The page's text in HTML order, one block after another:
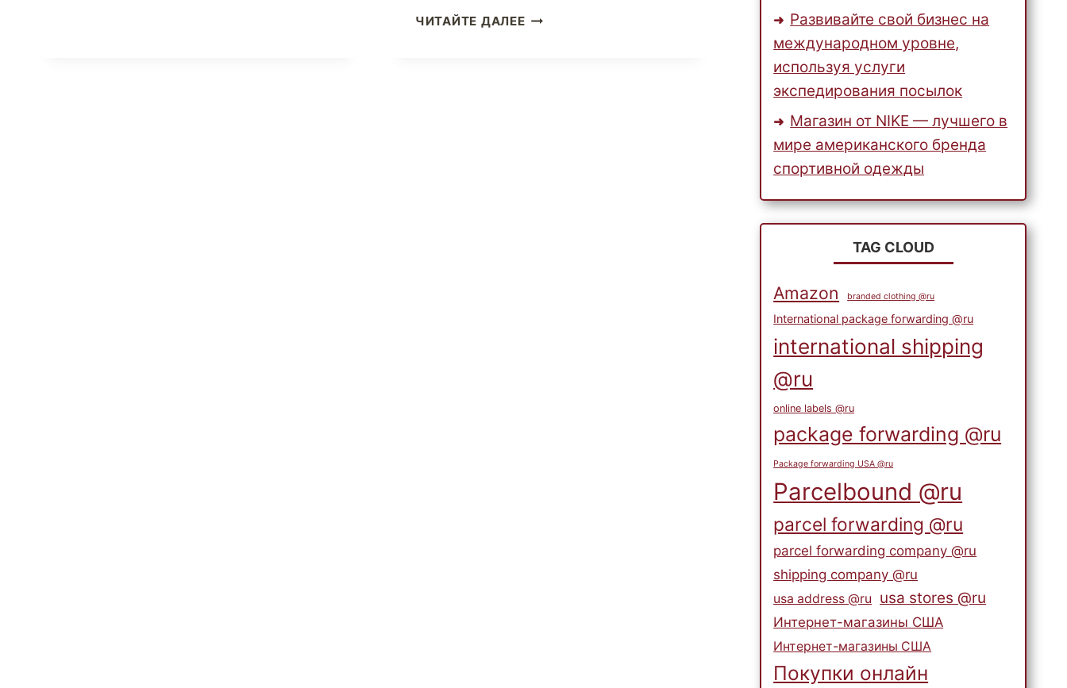
ЧИТАЙТЕ ДАЛЕЕПОИСК
Развивайте свой бизнес на
международном уровне,
используя услуги
экспедирования посылок
Магазин от NIKE — лучшего в
мире американского бренда
спортивной одежды
TAG CLOUD
Amazon branded clothing @ru
International package forwarding @ru
international shipping
@ru
online labels @ru
package forwarding @ru
Package forwarding USA @ru
Parcelbound @ru
parcel forwarding @ru
parcel forwarding company @ru
shipping company @ru
usa address @ru usa stores @ru
Интернет-магазины США
Интернет-магазины США
Покупки онлайн